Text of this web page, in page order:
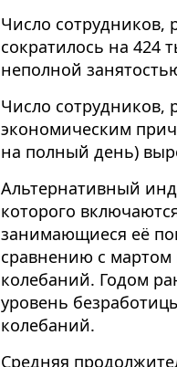
Число
сократилось на 424
неполной
Число
экономическим
на полный день)
Альтернативный
которого
занимающиеся её
сравнению с мартом
колебаний. Годом
уровень
колебаний.
Средняя